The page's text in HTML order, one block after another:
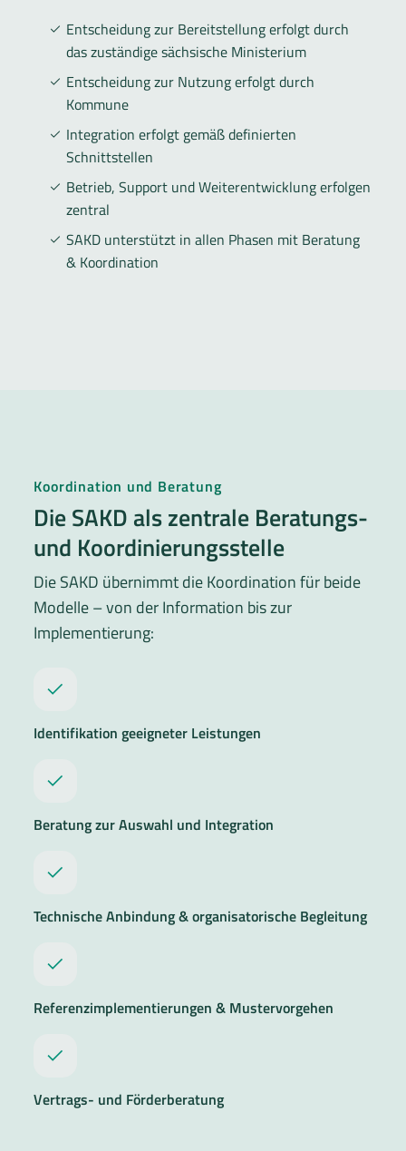
Entscheidung zur Bereitstellung erfolgt durch
das zuständige sächsische Ministerium
Entscheidung zur Nutzung erfolgt durch
Kommune
Integration erfolgt gemäß definierten
Schnittstellen
Betrieb, Support und Weiterentwicklung erfolgen
zentral
SAKD unterstützt in allen Phasen mit Beratung
& Koordination
Die SAKD als zentrale Beratungs-
und Koordinierungsstelle
Die SAKD übernimmt die Koordination für beide
Modelle – von der Information bis zur
Implementierung:
Koordination und Beratung
Identifikation geeigneter Leistungen
Beratung zur Auswahl und Integration
Technische Anbindung & organisatorische Begleitung
Referenzimplementierungen & Mustervorgehen
Vertrags- und Förderberatung